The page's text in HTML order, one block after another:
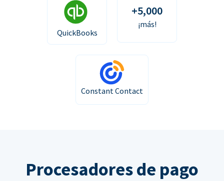
QuickBooks
+5,000
¡más!
Constant Contact
Procesadores de pago